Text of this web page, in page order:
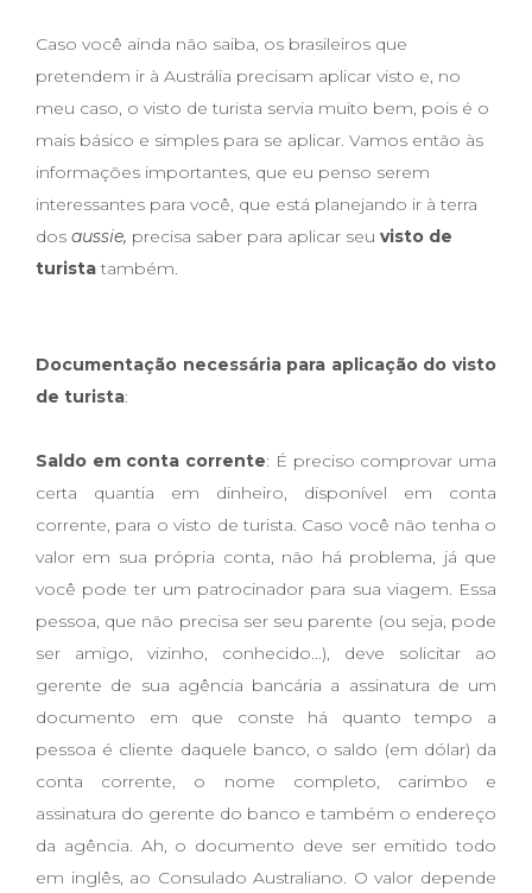
Caso você ainda não saiba, os brasileiros que
pretendem ir à Austrália precisam aplicar visto e, no
meu caso, o visto de turista servia muito bem, pois é o
mais básico e simples para se aplicar. Vamos então às
informações importantes, que eu penso serem
interessantes para você, que está planejando ir à terra
dos aussie, precisa saber para aplicar seu visto de
turista também.
Documentação necessária para aplicação do visto
de turista:
Saldo em conta corrente: É preciso comprovar uma
certa quantia em dinheiro, disponível em conta
corrente, para o visto de turista. Caso você não tenha o
valor em sua própria conta, não há problema, já que
você pode ter um patrocinador para sua viagem. Essa
pessoa, que não precisa ser seu parente (ou seja, pode
ser amigo, vizinho, conhecido...), deve solicitar ao
gerente de sua agência bancária a assinatura de um
documento em que conste há quanto tempo a
pessoa é cliente daquele banco, o saldo (em dólar) da
conta corrente, o nome completo, carimbo e
assinatura do gerente do banco e também o endereço
da agência. Ah, o documento deve ser emitido todo
em inglês, ao Consulado Australiano. O valor depende